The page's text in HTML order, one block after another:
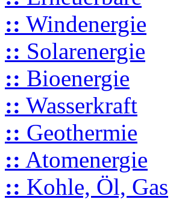
:: Windenergie
:: Solarenergie
:: Bioenergie
:: Wasserkraft
:: Geothermie
:: Atomenergie
:: Kohle, Öl, Gas